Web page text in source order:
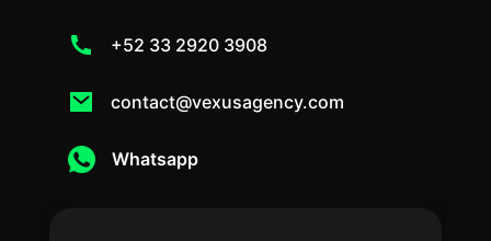
+52 33 2920 3908
contact@vexusagency.com
Whatsapp